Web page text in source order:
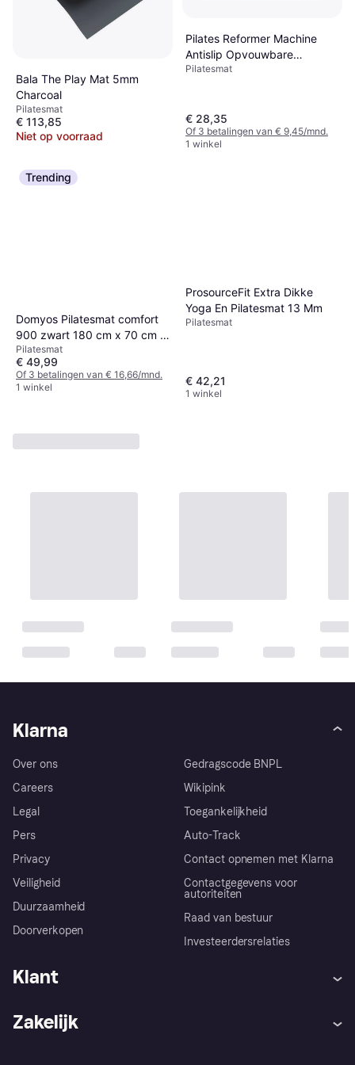
Bala The Play Mat 5mm
Charcoal
Pilatesmat
€ 113,85
Niet op voorraad
Pilates Reformer Machine
Antislip Opvouwbare
Wasbare Mat
Pilatesmat
€ 28,35
Of 3 betalingen van € 9,45/mnd.
1 winkel
Trending
Domyos Pilatesmat comfort
900 zwart 180 cm x 70 cm x
20 mm
Pilatesmat
€ 49,99
Of 3 betalingen van € 16,66/mnd.
1 winkel
ProsourceFit Extra Dikke
Yoga En Pilatesmat 13 Mm
Pilatesmat
€ 42,21
1 winkel
Klarna
Over ons
Careers
Legal
Pers
Privacy
Veiligheid
Duurzaamheid
Doorverkopen
Gedragscode BNPL
Wikipink
Toegankelijkheid
Auto-Track
Contact opnemen met Klarna
Contactgegevens voor
autoriteiten
Raad van bestuur
Investeerdersrelaties
Klant
Zakelijk